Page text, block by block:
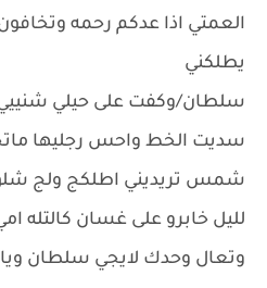
العمتي اذا عدكم رحمه وتخافون
يطلكني
سلطان/وكفت على حيلي
سديت الخط واحس رجليها
شمس تريديني اطلكج ولج
لليل خابرو على غسان كالتله
وتعال وحدك لايجي سلطان